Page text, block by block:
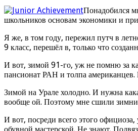
Понадобился
школьников основам экономики и
Я же, в том году, пережил путч в
9 класс, перешёл в, только что
И вот, зимой 91-го, уж не помню за
пансионат РАН и толпа
Зимой на Урале холодно. И нужна
вообще ой. Поэтому мне сшили
И вот, посреди всего этого
обувной мастерской. Не знают.